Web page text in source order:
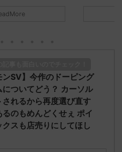
の記事 元のス
エクスレ
いいから助かる 名
名無しさん、君に
W b524-NwUu)
...
2023/06/
たラウドボ
しさん0624
決めた！ (ﾜ
ンSV】今作のドーピング
についてどう？ カーソル
されるから再度選び直す
るのもめんどくせぇ ポイ
クスも店売りにしてほし